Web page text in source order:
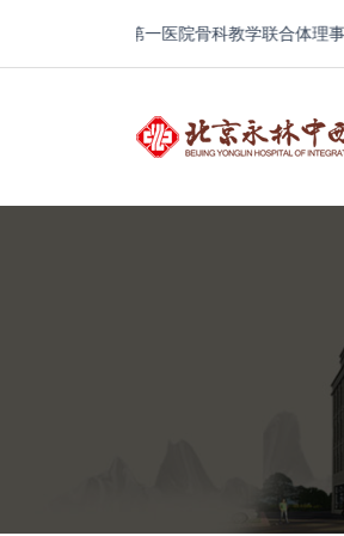
北京大学第一医院骨科教学联合体理事单位